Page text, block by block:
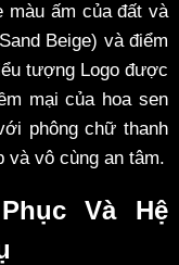
màu ấm của đất và
Beige) và điểm
tượng Logo được
mại của hoa sen
phông chữ thanh
và vô cùng an tâm.
Và Hệ